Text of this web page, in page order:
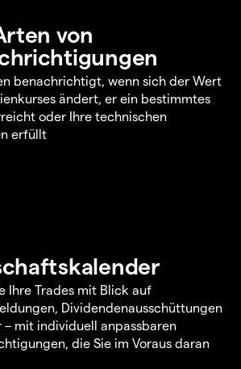
von
benachrichtigt, wenn sich der Wert
ändert, er ein bestimmtes
oder Ihre technischen
erfüllt
Ihre Trades mit Blick auf
Dividendenausschüttungen
– mit individuell anpassbaren
die Sie im Voraus daran